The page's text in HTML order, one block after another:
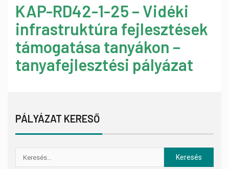
KAP-RD42-1-25 – Vidéki
infrastruktúra fejlesztések
támogatása tanyákon –
tanyafejlesztési pályázat
PÁLYÁZAT KERESŐ